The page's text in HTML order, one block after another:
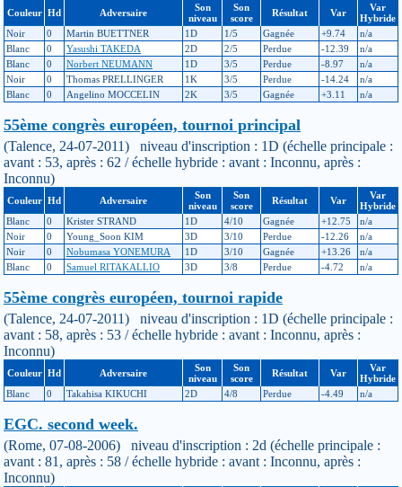
Couleur Hd Adversaire
Son
niveau
Son
score
Résultat Var
Var
Hybride
Noir
0 Martin BUETTNER 1D 1/5 Gagnée +9.74
n/a
Blanc
0 Yasushi TAKEDA 2D 2/5 Perdue -12.39
n/a
Blanc
0 Norbert NEUMANN 1D 3/5 Perdue -8.97
n/a
Noir
0 Thomas PRELLINGER 1K 3/5 Perdue -14.24
n/a
Blanc
0 Angelino MOCCELIN 2K 3/5 Gagnée +3.11 n/a
55ème congrès européen, tournoi principal
(Talence, 24-07-2011) niveau d'inscription : 1D (échelle principale :
avant : 53, après : 62 / échelle hybride : avant : Inconnu, après :
Inconnu)
Couleur Hd Adversaire
Son
niveau
Son
score
Résultat Var
Var
Hybride
Blanc
0 Krister STRAND 1D 4/10 Gagnée +12.75
n/a
Noir
0 Young_Soon KIM 3D 3/10 Perdue -12.26
n/a
Noir
0 Nobumasa YONEMURA 1D 3/10 Gagnée +13.26
n/a
Blanc
0 Samuel RITAKALLIO 3D 3/8 Perdue -4.72 n/a
55ème congrès européen, tournoi rapide
(Talence, 24-07-2011) niveau d'inscription : 1D (échelle principale :
avant : 58, après : 53 / échelle hybride : avant : Inconnu, après :
Inconnu)
Couleur Hd Adversaire
Son
niveau
Son
score
Résultat Var
Var
Hybride
Blanc
0 Takahisa KIKUCHI 2D 4/8 Perdue -4.49 n/a
EGC. second week.
(Rome, 07-08-2006) niveau d'inscription : 2d (échelle principale :
avant : 81, après : 58 / échelle hybride : avant : Inconnu, après :
Inconnu)